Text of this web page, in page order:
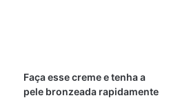
Faça esse creme e tenha a
pele bronzeada rapidamente